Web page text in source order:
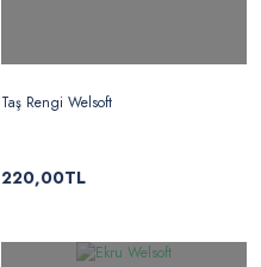
Taş Rengi Welsoft
220,00TL